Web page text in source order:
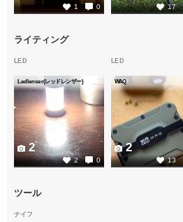
1 0 17
ライティング
LED
Ledlenser(レッドレンザー)
2 0
2
LED
WAQ
13
2
ツール
ナイフ